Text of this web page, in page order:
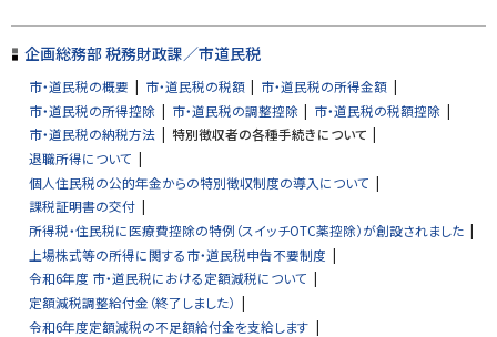
る
企画総務部 税務財政課／市道民税
市・道民税の概要 市・道民税の税額
市・道民税の所得金額
市・道民税の所得控除
市・道民税の調整控除
市・道民税の税額控除
市・道民税の納税方法
特別徴収者の各種手続きについて
退職所得について
個人住民税の公的年金からの特別徴収制度の導入について
課税証明書の交付
所得税・住民税に医療費控除の特例（スイッチOTC薬控除）が創設されました
上場株式等の所得に関する市・道民税申告不要制度
令和6年度 市・道民税における定額減税について
定額減税調整給付金（終了しました）
令和6年度定額減税の不足額給付金を支給します